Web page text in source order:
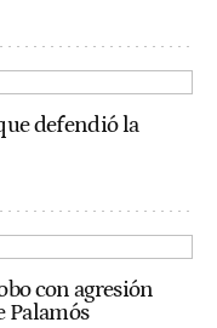
defendió la
con agresión
Palamós